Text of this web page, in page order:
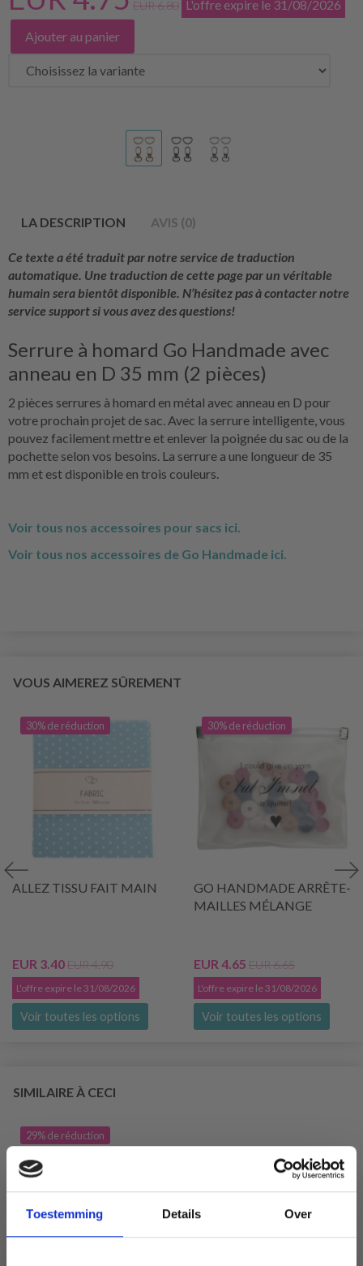
Toestemming Details Over
EUR 6.80 L'offre expire le 31/08/2026
Ajouter au panier
LA DESCRIPTION AVIS (0)
Ce texte a été traduit par notre service de traduction
automatique. Une traduction de cette page par un véritable
humain sera bientôt disponible. N’hésitez pas à contacter notre
service support si vous avez des questions!
Serrure à homard Go Handmade avec
anneau en D 35 mm (2 pièces)
2 pièces serrures à homard en métal avec anneau en D pour
votre prochain projet de sac. Avec la serrure intelligente, vous
pouvez facilement mettre et enlever la poignée du sac ou de la
pochette selon vos besoins. La serrure a une longueur de 35
mm et est disponible en trois couleurs.
Voir tous nos accessoires pour sacs ici.
Voir tous nos accessoires de Go Handmade ici.
VOUS AIMEREZ SÛREMENT
30% de réduction
ALLEZ TISSU FAIT MAIN
EUR 3.40EUR 4.90
L'offre expire le 31/08/2026
Voir toutes les options
30% de réduction
GO HANDMADE ARRÊTE-
MAILLES MÉLANGE
EUR 4.65 EUR 6.65
L'offre expire le 31/08/2026
Voir toutes les options
SIMILAIRE À CECI
29% de réduction